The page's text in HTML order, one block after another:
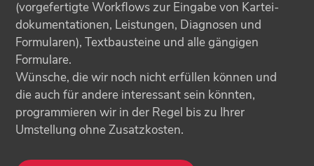
(vorgefertigte Workflows zur Eingabe von Kartei­
doku­mentationen, Leistungen, Diagnosen und
Formularen), Textbausteine und alle gängigen
Formulare.
Wünsche, die wir noch nicht erfüllen können und
die auch für andere interessant sein könnten,
programmieren wir in der Regel bis zu Ihrer
Umstellung ohne Zusatzkosten.